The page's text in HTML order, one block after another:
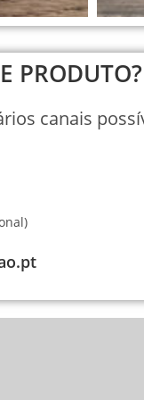
PRODUTO?
canais